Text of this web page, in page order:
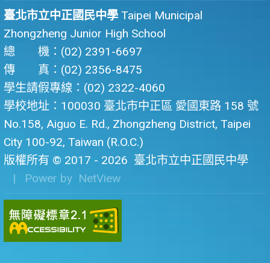
臺北市立中正國民中學 Taipei Municipal
Zhongzheng Junior High School
總 機：(02) 2391-6697
傳 真：(02) 2356-8475
學生請假專線：(02) 2322-4060
學校地址：100030 臺北市中正區 愛國東路 158 號
No.158, Aiguo E. Rd., Zhongzheng District, Taipei
City 100-92, Taiwan (R.O.C.)
版權所有 © 2017 - 2026 臺北市立中正國民中學
| Power by NetView